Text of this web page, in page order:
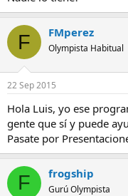
F FMperez
Olympista Habitual
22 Sep 2015
Hola Luis, yo ese
gente que sí y puede
Pasate por
F frogship
Gurú Olympista